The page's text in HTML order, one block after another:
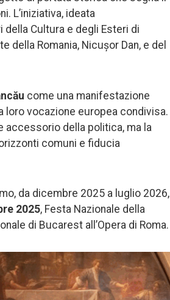
L’iniziativa, ideata
della Cultura e degli Esteri di
della Romania, Nicușor Dan, e del
come una manifestazione
loro vocazione europea condivisa.
accessorio della politica, ma la
comuni e fiducia
da dicembre 2025 a luglio 2026,
2025, Festa Nazionale della
di Bucarest all’Opera di Roma.